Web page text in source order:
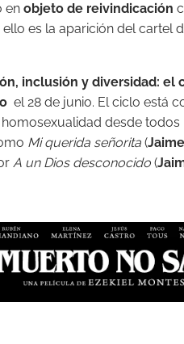
en objeto de reivindicación
es la aparición del cartel
inclusión y diversidad: el
el 28 de junio. El ciclo está
desde
Mi querida señorita (
A un Dios desconocido (